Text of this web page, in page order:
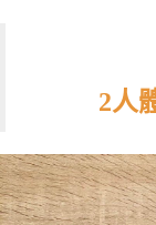
2人